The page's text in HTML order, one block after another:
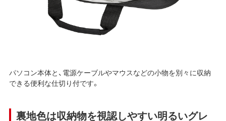
パソコン本体と、電源ケーブルやマウスなどの小物を別々に収納
できる便利な仕切り付です。
裏地色は収納物を視認しやすい明るいグレ